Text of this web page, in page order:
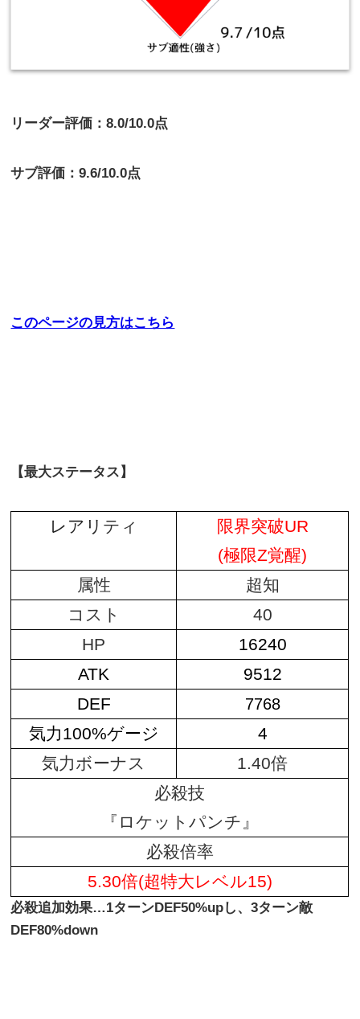
リーダー評価：8.0/10.0点
サブ評価：9.6/10.0点
このページの見方はこちら
【最大ステータス】
レアリ ティ
限界突破UR
(極限Z覚醒)
属性
超知
コスト
40
HP
16240
ATK
9512
DEF
7768
気力100%ゲージ
4
気力ボーナス
1.40倍
必殺技
『ロケットパンチ』
必殺倍率
5.30倍(超特大レベル15)
必殺追加効果…1ターンDEF50%upし、3ターン敵
DEF80%down